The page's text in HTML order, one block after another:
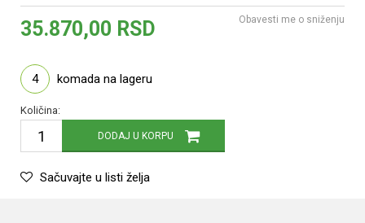
35.870,00 RSD Obavesti me o sniženju
4 komada na lageru
Količina:
DODAJ U KORPU
Sačuvajte u listi želja